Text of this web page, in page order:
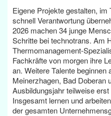
Eigene Projekte gestalten,
schnell Verantwortung
2026 machen 34 junge
Schritte bei technotrans. Am
Thermomanagement-
Fachkräfte von morgen ihre
an. Weitere Talente beginnen
Meinerzhagen, Bad Doberan
Ausbildungsjahr teilweise
Insgesamt lernen und
der gesamten